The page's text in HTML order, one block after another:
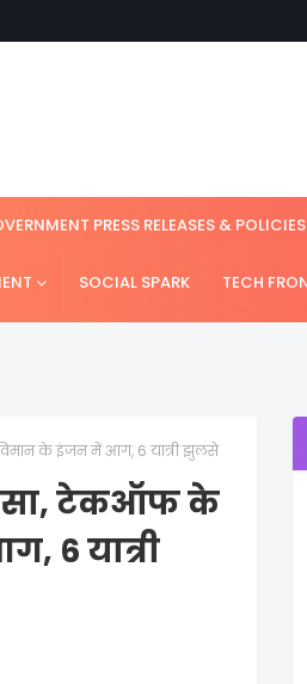
PRESS RELEASES & POLICIES
SOCIAL SPARK TECH
के इंजन में आग, 6 यात्री झुलसे
टेकऑफ के
6 यात्री